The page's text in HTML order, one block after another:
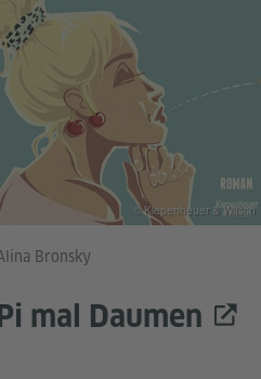
Bronsky
mal Daumen
© Kiepenheuer & Witsch